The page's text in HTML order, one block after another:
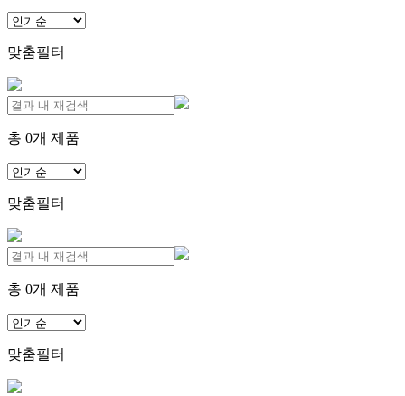
맞춤필터
총 0개 제품
맞춤필터
총 0개 제품
맞춤필터